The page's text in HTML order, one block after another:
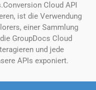
Cloud API
ist die Verwendung
einer Sammlung
GroupDocs Cloud
und jede
APIs exponiert.